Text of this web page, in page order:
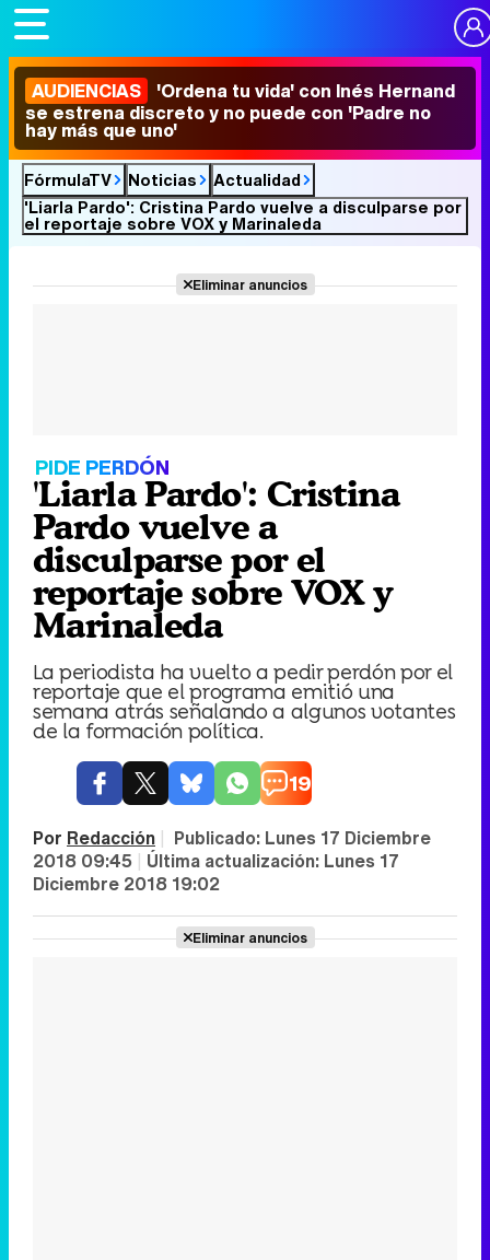
AUDIENCIAS 'Ordena tu vida' con Inés Hernand
se estrena discreto y no puede con 'Padre no
hay más que uno'
FórmulaTV Noticias
Actualidad
'Liarla Pardo': Cristina Pardo vuelve a disculparse por
el reportaje sobre VOX y Marinaleda
Eliminar anuncios
PIDE PERDÓN
'Liarla Pardo': Cristina
Pardo vuelve a
disculparse por el
reportaje sobre VOX y
Marinaleda
La periodista ha vuelto a pedir perdón por el
reportaje que el programa emitió una
semana atrás señalando a algunos votantes
de la formación política.
19
Por Redacción | Publicado: Lunes 17 Diciembre
2018 09:45 | Última actualización: Lunes 17
Diciembre 2018 19:02
Eliminar anuncios